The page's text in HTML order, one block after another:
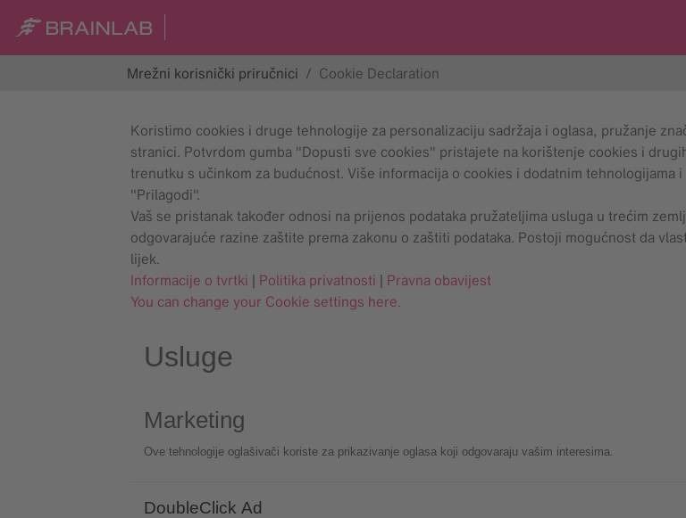
Mrežni korisnički priručnici Cookie Declaration
Koristimo cookies i druge tehnologije za personalizaciju sadržaja i oglasa, pružanje
stranici. Potvrdom gumba "Dopusti sve cookies" pristajete na korištenje cookies i
trenutku s učinkom za budućnost. Više informacija o cookies i dodatnim
"Prilagodi".
Vaš se pristanak također odnosi na prijenos podataka pružateljima usluga u trećim
odgovarajuće razine zaštite prema zakonu o zaštiti podataka. Postoji mogućnost da
lijek.
Informacije o tvrtki | Politika privatnosti | Pravna obavijest
You can change your Cookie settings here.
Usluge
Marketing
Ove tehnologije oglašivači koriste za prikazivanje oglasa koji odgovaraju vašim interesima.
DoubleClick Ad